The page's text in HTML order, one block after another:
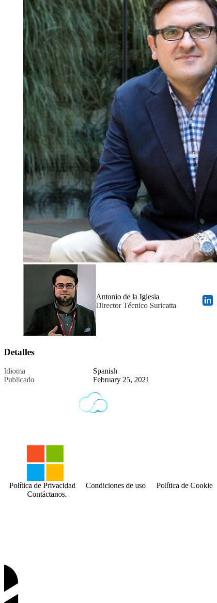
Antonio de la Iglesia
Director Técnico Suricatta
Detalles
Idioma
Spanish
Publicado
February 25, 2021
Contáctanos.
Política de Privacidad Condiciones de uso Política de Cookies